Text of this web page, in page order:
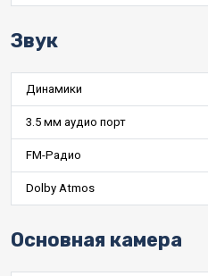
Звук
Динамики
3.5 мм аудио порт
FM-Радио
Dolby Atmos
Основная камера